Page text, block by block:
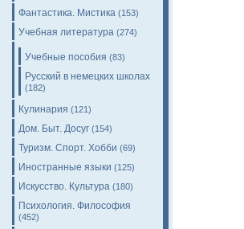
Фантастика. Мистика (153)
Учебная литература (274)
Учебные пособия (83)
Русский в немецких школах
(182)
Кулинария (121)
Дом. Быт. Досуг (154)
Туризм. Спорт. Хобби (69)
Иностранные языки (125)
Искусство. Культура (180)
Психология. Философия
(452)